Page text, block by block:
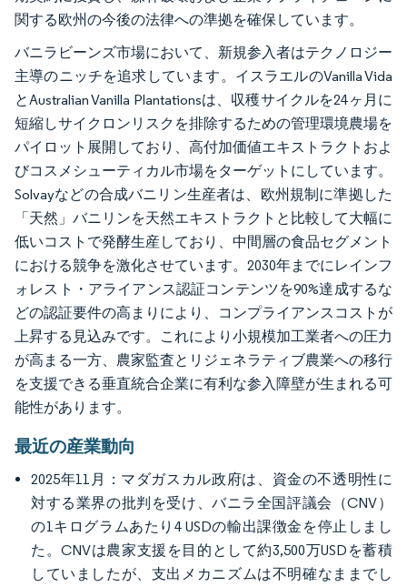
関する欧州の今後の法律への準拠を確保しています。
バニラビーンズ市場において、新規参入者はテクノロジー
主導のニッチを追求しています。イスラエルのVanilla Vida
とAustralian Vanilla Plantationsは、収穫サイクルを24ヶ月に
短縮しサイクロンリスクを排除するための管理環境農場を
パイロット展開しており、高付加価値エキストラクトおよ
びコスメシューティカル市場をターゲットにしています。
Solvayなどの合成バニリン生産者は、欧州規制に準拠した
「天然」バニリンを天然エキストラクトと比較して大幅に
低いコストで発酵生産しており、中間層の食品セグメント
における競争を激化させています。2030年までにレインフ
ォレスト・アライアンス認証コンテンツを90%達成するな
どの認証要件の高まりにより、コンプライアンスコストが
上昇する見込みです。これにより小規模加工業者への圧力
が高まる一方、農家監査とリジェネラティブ農業への移行
を支援できる垂直統合企業に有利な参入障壁が生まれる可
能性があります。
最近の産業動向
2025年11月：マダガスカル政府は、資金の不透明性に
対する業界の批判を受け、バニラ全国評議会（CNV）
の1キログラムあたり4 USDの輸出課徴金を停止しまし
た。CNVは農家支援を目的として約3,500万USDを蓄積
していましたが、支出メカニズムは不明確なままでし